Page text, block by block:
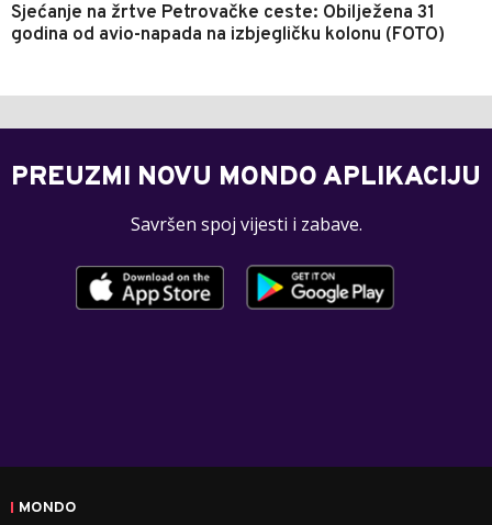
Sjećanje na žrtve Petrovačke ceste: Obilježena 31
godina od avio-napada na izbjegličku kolonu (FOTO)
PREUZMI NOVU MONDO APLIKACIJU
Savršen spoj vijesti i zabave.
MONDO